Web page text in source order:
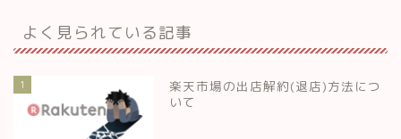
よく見られている記事
1
楽天市場の出店解約(退店)方法につ
いて